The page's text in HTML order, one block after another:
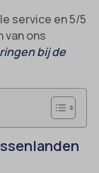
service en 5/5
van ons
bij de